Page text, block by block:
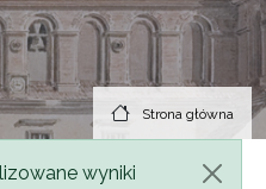
Strona główna
wyniki